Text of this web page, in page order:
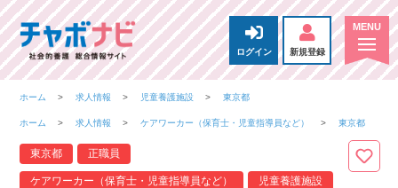
ログイン 新規登録
ホーム 求人情報 児童養護施設 東京都
ホーム 求人情報 ケアワーカー（保育士・児童指導員など） 東京都
東京都 正職員
ケアワーカー（保育士・児童指導員など） 児童養護施設